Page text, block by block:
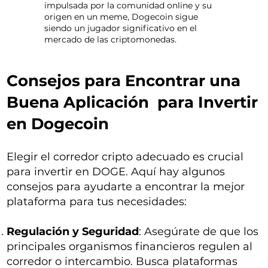
impulsada por la comunidad online y su
origen en un meme, Dogecoin sigue
siendo un jugador significativo en el
mercado de las criptomonedas.
Consejos para Encontrar una
Buena Aplicación para Invertir
en Dogecoin
Elegir el corredor cripto adecuado es crucial
para invertir en DOGE. Aquí hay algunos
consejos para ayudarte a encontrar la mejor
plataforma para tus necesidades:
Regulación y Seguridad: Asegúrate de que los
principales organismos financieros regulen al
corredor o intercambio. Busca plataformas